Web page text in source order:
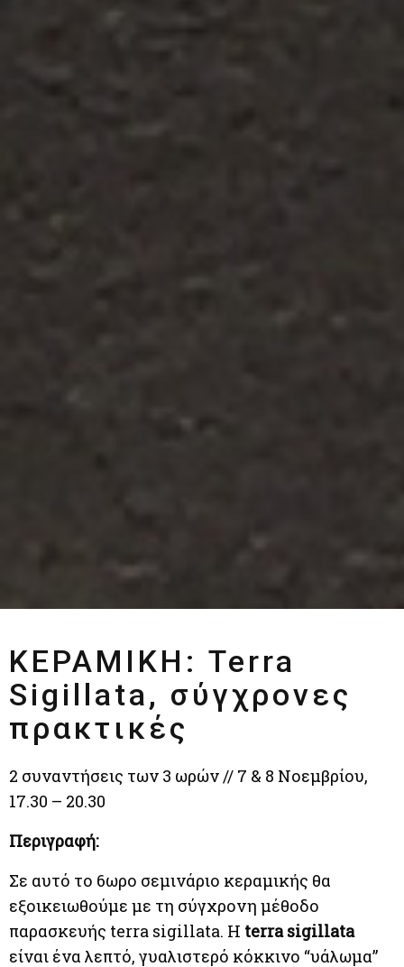
ΚΕΡΑΜΙΚΗ: Terra
Sigillata, σύγχρονες
πρακτικές
2 συναντήσεις των 3 ωρών // 7 & 8 Νοεμβρίου,
17.30 – 20.30
Περιγραφή:
Σε αυτό το 6ωρο σεμινάριο κεραμικής θα
εξοικειωθούμε με τη σύγχρονη μέθοδο
παρασκευής terra sigillata. Η terra sigillata
είναι ένα λεπτό, γυαλιστερό κόκκινο “υάλωμα”